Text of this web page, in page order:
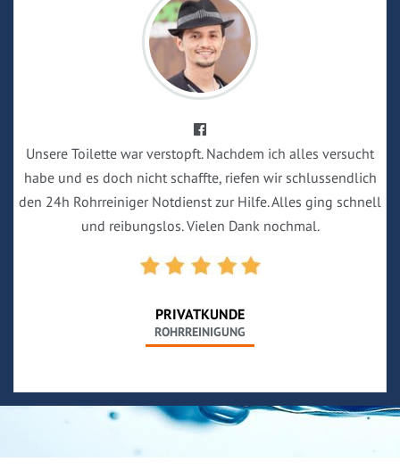
Unsere Toilette war verstopft. Nachdem ich alles versucht
habe und es doch nicht schaffte, riefen wir schlussendlich
den 24h Rohrreiniger Notdienst zur Hilfe. Alles ging schnell
und reibungslos. Vielen Dank nochmal.
PRIVATKUNDE
ROHRREINIGUNG